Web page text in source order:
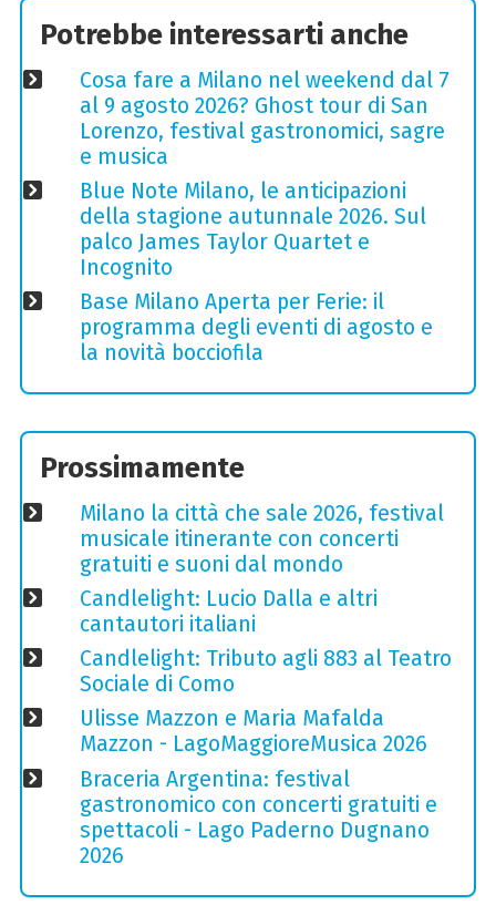
Potrebbe interessarti anche
Cosa fare a Milano nel weekend dal 7
al 9 agosto 2026? Ghost tour di San
Lorenzo, festival gastronomici, sagre
e musica
Blue Note Milano, le anticipazioni
della stagione autunnale 2026. Sul
palco James Taylor Quartet e
Incognito
Base Milano Aperta per Ferie: il
programma degli eventi di agosto e
la novità bocciofila
Prossimamente
Milano la città che sale 2026, festival
musicale itinerante con concerti
gratuiti e suoni dal mondo
Candlelight: Lucio Dalla e altri
cantautori italiani
Candlelight: Tributo agli 883 al Teatro
Sociale di Como
Ulisse Mazzon e Maria Mafalda
Mazzon - LagoMaggioreMusica 2026
Braceria Argentina: festival
gastronomico con concerti gratuiti e
spettacoli - Lago Paderno Dugnano
2026